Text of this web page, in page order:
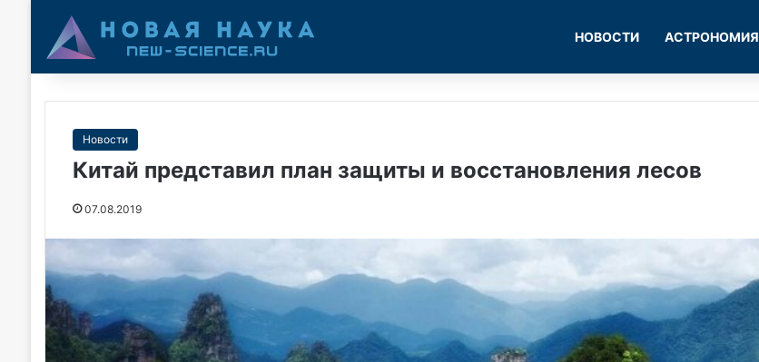
НОВОСТИ АСТРОНОМИЯ
Новости
Китай представил план защиты и восстановления лесов
07.08.2019